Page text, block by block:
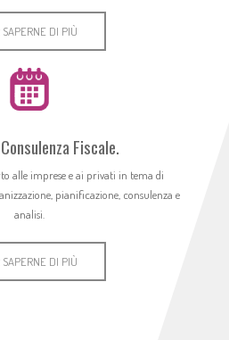
SAPERNE DI PIÙ
Fiscale.
alle imprese e ai privati in tema di
pianificazione, consulenza e
analisi.
SAPERNE DI PIÙ